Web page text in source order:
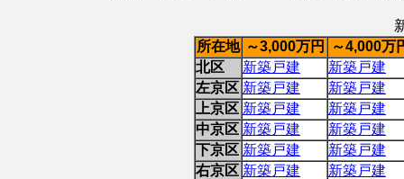
所在地 ～3,000万円
～4,000万
北区
新築戸建
新築戸建
左京区 新築戸建
新築戸建
上京区 新築戸建
新築戸建
中京区 新築戸建
新築戸建
下京区 新築戸建
新築戸建
右京区 新築戸建
新築戸建